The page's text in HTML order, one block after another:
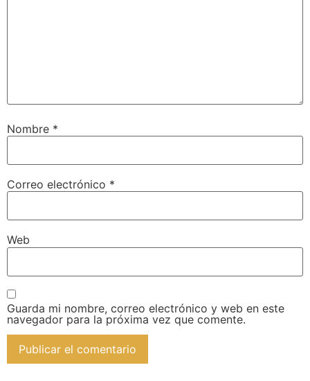
Nombre *
Correo electrónico *
Web
Guarda mi nombre, correo electrónico y web en este
navegador para la próxima vez que comente.